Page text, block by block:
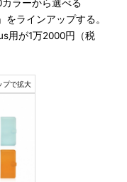
ラーから選べる
をラインアップする。
用が1万2000円（税